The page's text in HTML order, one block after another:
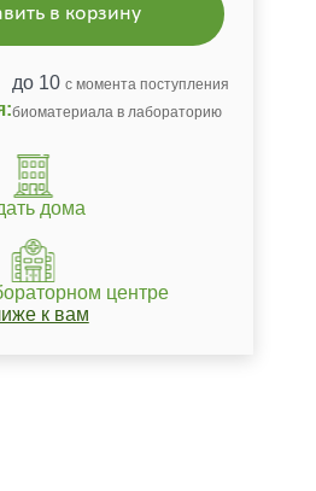
в корзину
до 10 с момента поступления
биоматериала в лабораторию
дома
центре
к вам